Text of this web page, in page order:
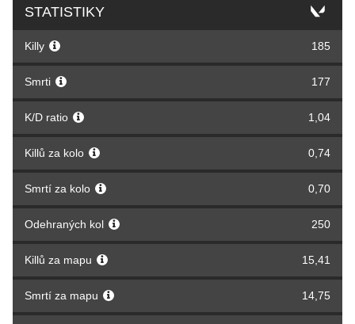
STATISTIKY
Killy 185
Smrti 177
K/D ratio 1,04
Killů za kolo 0,74
Smrtí za kolo 0,70
Odehraných kol 250
Killů za mapu 15,41
Smrtí za mapu 14,75